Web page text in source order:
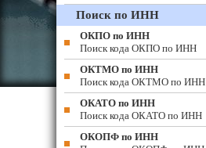
Поиск по ИНН
ОКПО по ИНН
Поиск кода ОКПО по ИНН
ОКТМО по ИНН
Поиск кода ОКТМО по ИНН
ОКАТО по ИНН
Поиск кода ОКАТО по ИНН
ОКОПФ по ИНН